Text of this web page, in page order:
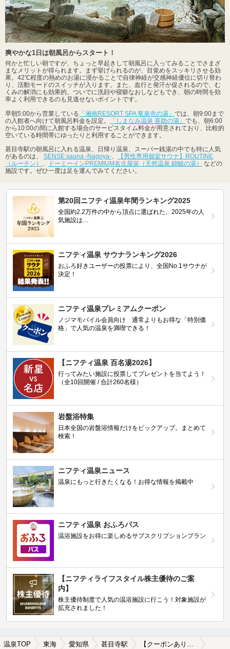
爽やかな1日は朝風呂からスタート！
何かと忙しい朝ですが、ちょっと早起きして朝風呂に入ってみることでさまざ
まなメリットが得られます。まず挙げられるのが、目覚めをスッキリさせる効
果。42℃程度の熱めのお湯に浸かることで自律神経が交感神経優位に切り替わ
り、活動モードのスイッチが入ります。また、血行と発汗が促されるので、む
くみの解消にも効果的。ついでに洗顔や寝癖なおしなどもでき、朝の時間を効
率よく利用できるのも見逃せないポイントです。
早朝5:00から営業している 「湘南RESORT SPA 竜泉寺の湯」 では、朝9:00まで
の入館者へ向けて朝風呂料金を設定。
「しまなみ温泉 喜助の湯」 でも、朝6:00
から10:00の間に入館する場合のサービスタイム料金が用意されており、比較的
空いている時間帯にゆったりと利用することができます。
甚目寺駅の朝風呂に入れる温泉、日帰り温泉、スーパー銭湯の中でも特に人気
があるのは、 SENSE sauna -Nagoya-
【男性専用個室サウナ】ROUTINE
（ルーチン）
ドーミーインPREMIUM名古屋栄（天然温泉 錦鯱の湯）
などの
施設です。ぜひ一度は足を運んでみてください。
第20回ニフティ温泉年間ランキング2025
全国約2.2万件の中から頂点に選ばれた、2025年の人
気施設は…
ニフティ温泉 サウナランキング2026
おふろ好きユーザーの投票により、全国No.1サウナが
決定！
ニフティ温泉プレミアムクーポン
ノジマモバイル会員向け 通常よりもお得な「特別価
格」で人気の温泉を満喫できる！
【ニフティ温泉 百名湯2026】
行ってみたい施設に投票してプレゼントを当てよう！
（全10回開催 / 合計260名様）
岩盤浴特集
日本全国の岩盤浴情報だけをピックアップ。まとめて
検索！
ニフティ温泉ニュース
温泉にもっと行きたくなる！お得な情報を掲載中
ニフティ温泉 おふろパス
温浴施設をお得に楽しめるサブスクリプションプラン
【ニフティライフスタイル株主優待のご案
内】
株主優待制度で人気の温浴施設に行こう！対象施設が
拡充されました！
温泉TOP 東海 愛知県 甚目寺駅 【クーポンあり】朝風呂に入れる甚目寺駅近くの温泉、日帰り温泉、スーパー銭湯おすすめ